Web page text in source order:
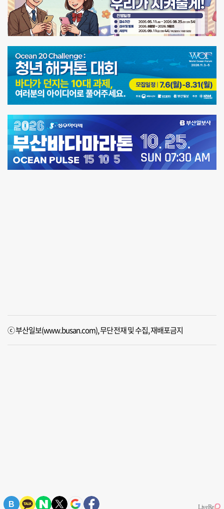
ⓒ 부산일보(www.busan.com), 무단전재 및 수집, 재배포금지